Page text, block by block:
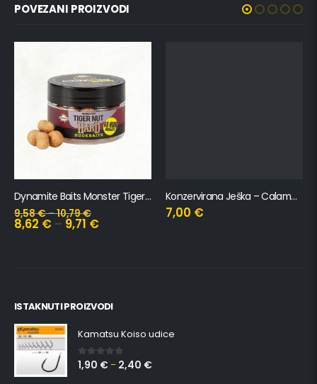
POVEZANI PROIZVODI
Dynamite Baits Monster Tiger Nut Hard Hookbait
9,58€–10,79€
8,62 € – 9,71 €
Konzervirana Ješka – Calamaretto
7,00 €
ISTAKNUTI PROIZVODI
Kamatsu Koiso udice
0 out of 5
1,90 € – 2,40 €